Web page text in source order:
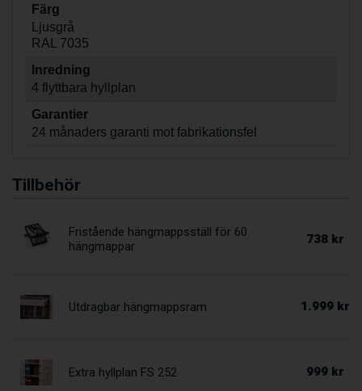
Färg
Ljusgrå
RAL 7035
Inredning
4 flyttbara hyllplan
Garantier
24 månaders garanti mot fabrikationsfel
Tillbehör
Fristående hängmappsställ för 60
hängmappar
738 kr
Utdragbar hängmappsram 1.999 kr
Extra hyllplan FS 252 999 kr